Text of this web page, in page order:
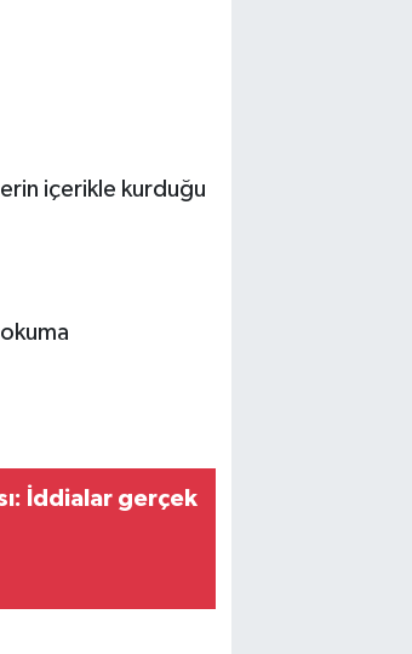
içerikle kurduğu
İddialar gerçek